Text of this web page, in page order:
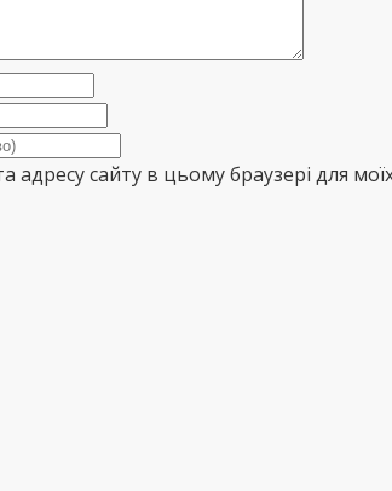
адресу сайту в цьому браузері для